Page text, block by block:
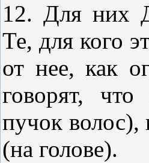
12. Для них
Те, для кого
от нее, как
говорят,
пучок волос),
(на голове).